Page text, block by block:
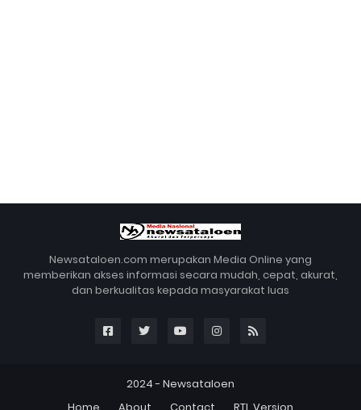
Newsataloen.com merupakan Media Online yang
memberikan akses informasi secara mudah, cepat, akurat,
dan berkualitas kepada masyarakat luas
2024 - Newsataloen